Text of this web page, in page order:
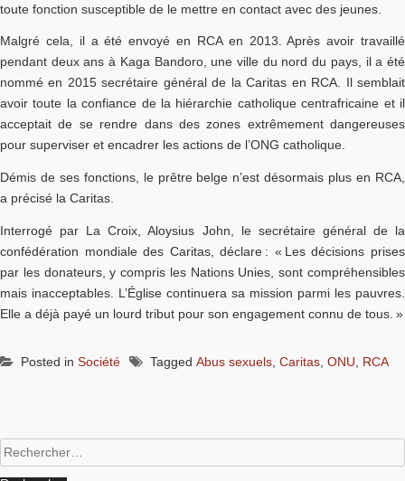
toute fonction susceptible de le mettre en contact avec des jeunes.
Malgré cela, il a été envoyé en RCA en 2013. Après avoir travaillé
pendant deux ans à Kaga Bandoro, une ville du nord du pays, il a été
nommé en 2015 secrétaire général de la Caritas en RCA. Il semblait
avoir toute la confiance de la hiérarchie catholique centrafricaine et il
acceptait de se rendre dans des zones extrêmement dangereuses
pour superviser et encadrer les actions de l’ONG catholique.
Démis de ses fonctions, le prêtre belge n’est désormais plus en RCA,
a précisé la Caritas.
Interrogé par La Croix, Aloysius John, le secrétaire général de la
confédération mondiale des Caritas, déclare : « Les décisions prises
par les donateurs, y compris les Nations Unies, sont compréhensibles
mais inacceptables. L’Église continuera sa mission parmi les pauvres.
Elle a déjà payé un lourd tribut pour son engagement connu de tous. »
Posted in Société Tagged Abus sexuels, Caritas, ONU, RCA
Rechercher :